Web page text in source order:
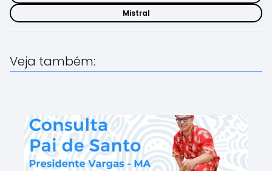
Mistral
Veja também: